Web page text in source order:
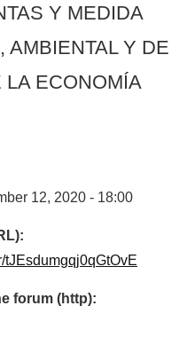
Y MEDIDA
AMBIENTAL Y DE
ECONOMÍA
12, 2020 - 18:00
tJEsdumgqj0qGtOvE
forum (http):